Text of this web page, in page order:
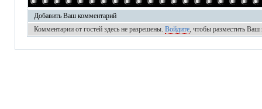
Добавить Ваш комментарий
Комментарии от гостей здесь не разрешены. Войдите, чтобы разместить Ваш